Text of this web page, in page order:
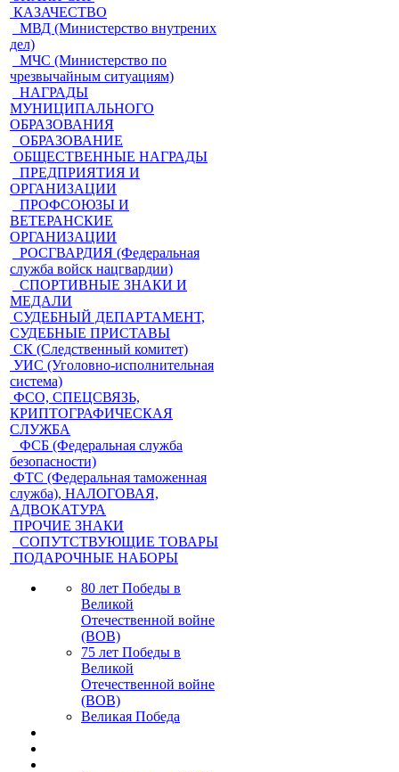
КАЗАЧЕСТВО
МВД (Министерство внутрених
дел)
МЧС (Министерство по
чрезвычайным ситуациям)
НАГРАДЫ
МУНИЦИПАЛЬНОГО
ОБРАЗОВАНИЯ
ОБРАЗОВАНИЕ
ОБЩЕСТВЕННЫЕ НАГРАДЫ
ПРЕДПРИЯТИЯ И
ОРГАНИЗАЦИИ
ПРОФСОЮЗЫ И
ВЕТЕРАНСКИЕ
ОРГАНИЗАЦИИ
РОСГВАРДИЯ (Федеральная
служба войск нацгвардии)
СПОРТИВНЫЕ ЗНАКИ И
МЕДАЛИ
СУДЕБНЫЙ ДЕПАРТАМЕНТ,
СУДЕБНЫЕ ПРИСТАВЫ
СК (Следственный комитет)
УИС (Уголовно-исполнительная
система)
ФСО, СПЕЦСВЯЗЬ,
КРИПТОГРАФИЧЕСКАЯ
СЛУЖБА
ФСБ (Федеральная служба
безопасности)
ФТС (Федеральная таможенная
служба), НАЛОГОВАЯ,
АДВОКАТУРА
ПРОЧИЕ ЗНАКИ
СОПУТСТВУЮЩИЕ ТОВАРЫ
ПОДАРОЧНЫЕ НАБОРЫ
80 лет Победы в
Великой
Отечественной войне
(ВОВ)
75 лет Победы в
Великой
Отечественной войне
(ВОВ)
Великая Победа